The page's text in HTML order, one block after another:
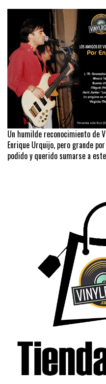
Un humilde reconocimiento de
Enrique Urquijo, pero grande
podido y querido sumarse a